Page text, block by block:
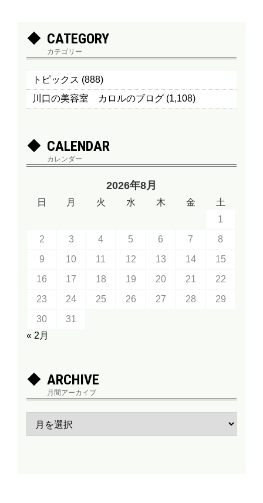
CATEGORY
カテゴリー
トピックス (888)
川口の美容室 カロルのブログ (1,108)
CALENDAR
カレンダー
2026年8月
日 月 火 水 木 金
土
1
2
3 4 5 6 7
8
9
10 11 12 13 14
15
16
17 18 19 20 21
22
23
24 25 26 27 28
29
30
31
« 2月
ARCHIVE
月間アーカイブ